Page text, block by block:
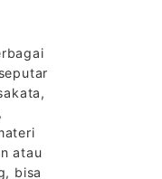
atau
bisa